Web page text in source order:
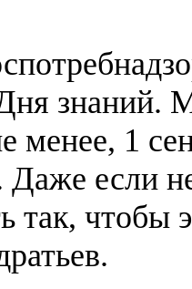
знаний.
менее, 1
Даже если
так, чтобы